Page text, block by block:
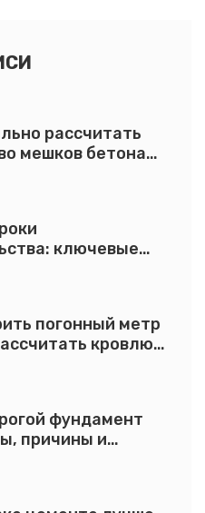
рассчитать
мешков бетона
ключевые
погонный метр
кровлю
фундамент
причины и